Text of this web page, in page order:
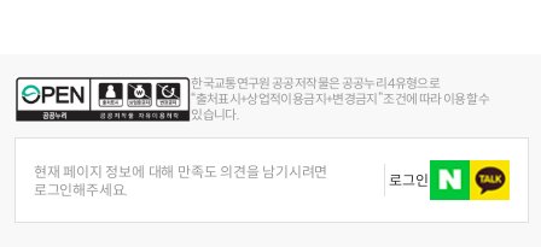
한국교통연구원 공공저작물은 공공누리 4유형으로
“출처표시+상업적이용금지+변경금지” 조건에 따라 이용할 수
있습니다.
현재 페이지 정보에 대해 만족도 의견을 남기시려면
로그인해주세요.
로그인